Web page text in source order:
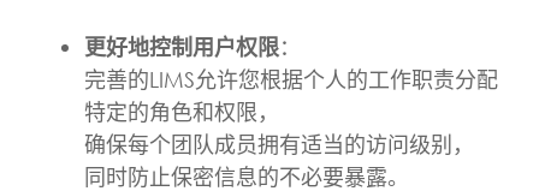
更好地控制用户权限：
完善的LIMS允许您根据个人的工作职责分配
特定的角色和权限，
确保每个团队成员拥有适当的访问级别，
同时防止保密信息的不必要暴露。